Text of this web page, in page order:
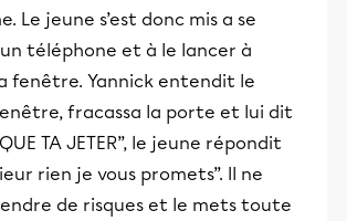
Le jeune s’est donc mis a se
téléphone et à le lancer à
fenêtre. Yannick entendit le
fracassa la porte et lui dit
QUE TA JETER’’, le jeune répondit
rien je vous promets’’. Il ne
de risques et le mets toute